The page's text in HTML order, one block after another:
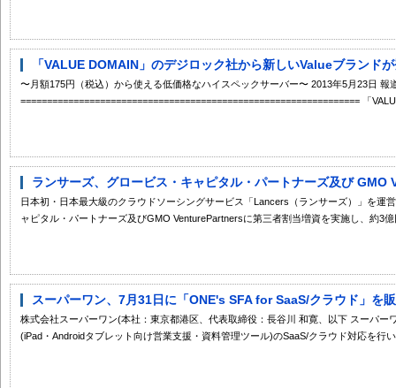
「VALUE DOMAIN」のデジロック社から新しいValueブランド
〜月額175円（税込）から使える低価格なハイスペックサーバー〜 2013年5月23日 報
================================================================ 「
ランサーズ、グロービス・キャピタル・パートナーズ及び
日本初・日本最大級のクラウドソーシングサービス「Lancers（ランサーズ）」を運
ャピタル・パートナーズ及びGMO VenturePartnersに第三者割当増資を実施し、約3億
スーパーワン、7月31日に「ONE's SFA for SaaS/クラウド」を
株式会社スーパーワン(本社：東京都港区、代表取締役：長谷川 和寛、以下 スーパー
(iPad・Androidタブレット向け営業支援・資料管理ツール)のSaaS/クラウド対応を行